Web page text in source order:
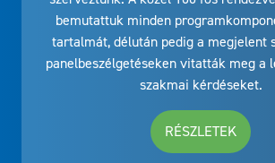
bemutattuk minden
tartalmát, délután pedig a megjelent
panelbeszélgetéseken vitatták meg a
szakmai kérdéseket.
RÉSZLETEK